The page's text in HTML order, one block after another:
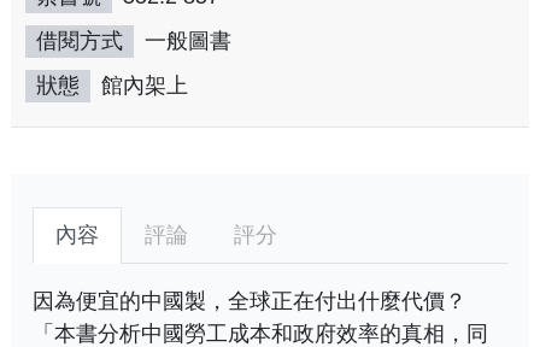
借閱方式
一般圖書
狀態
館內架上
內容 評論 評分
因為便宜的中國製，全球正在付出什麼代價？
「本書分析中國勞工成本和政府效率的真相，同